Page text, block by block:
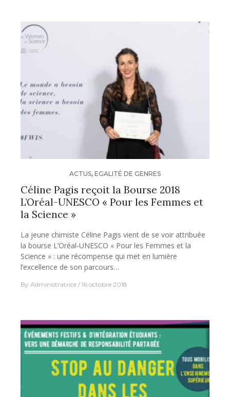
ACTUS, EGALITÉ DE GENRES
Céline Pagis reçoit la Bourse 2018
L’Oréal-UNESCO « Pour les Femmes et
la Science »
La jeune chimiste Céline Pagis vient de se voir attribuée
la bourse L’Oréal-UNESCO « Pour les Femmes et la
Science » : une récompense qui met en lumière
l’excellence de son parcours…
By Administratrice 16 octobre 2018